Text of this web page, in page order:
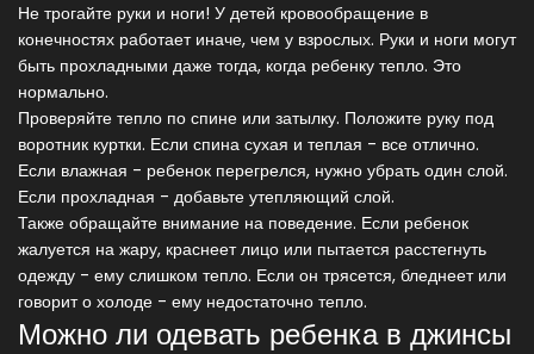
Не трогайте руки и ноги! У детей кровообращение в
конечностях работает иначе, чем у взрослых. Руки и ноги могут
быть прохладными даже тогда, когда ребенку тепло. Это
нормально.
Проверяйте тепло по спине или затылку. Положите руку под
воротник куртки. Если спина сухая и теплая - все отлично.
Если влажная - ребенок перегрелся, нужно убрать один слой.
Если прохладная - добавьте утепляющий слой.
Также обращайте внимание на поведение. Если ребенок
жалуется на жару, краснеет лицо или пытается расстегнуть
одежду - ему слишком тепло. Если он трясется, бледнеет или
говорит о холоде - ему недостаточно тепло.
Можно ли одевать ребенка в джинсы